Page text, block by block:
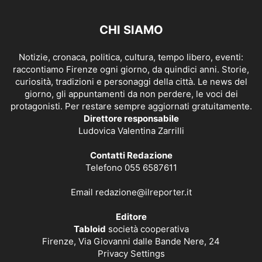
CHI SIAMO
Notizie, cronaca, politica, cultura, tempo libero, eventi:
raccontiamo Firenze ogni giorno, da quindici anni. Storie,
curiosità, tradizioni e personaggi della città. Le news del
giorno, gli appuntamenti da non perdere, le voci dei
protagonisti. Per restare sempre aggiornati gratuitamente.
Direttore responsabile
Ludovica Valentina Zarrilli
Contatti Redazione
Telefono 055 6587611
Email redazione@ilreporter.it
Editore
Tabloid società cooperativa
Firenze, Via Giovanni dalle Bande Nere, 24
Privacy Settings